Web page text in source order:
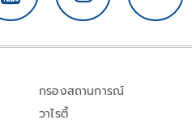
กรองสถานการณ์
วาไรตี้